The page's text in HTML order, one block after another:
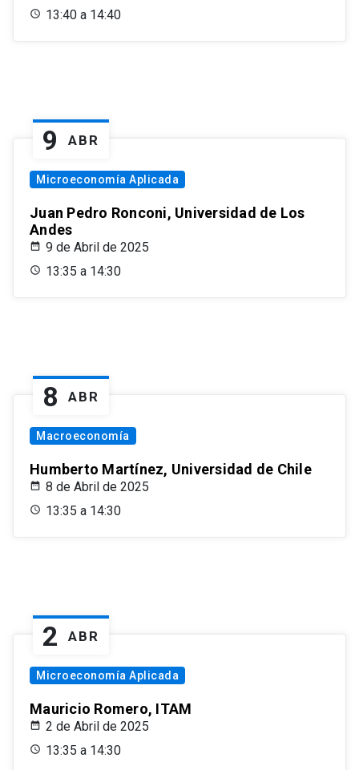
13:40 a 14:40
9 ABR
Microeconomía Aplicada
Juan Pedro Ronconi, Universidad de Los
Andes
9 de Abril de 2025
13:35 a 14:30
8 ABR
Macroeconomía
Humberto Martínez, Universidad de Chile
8 de Abril de 2025
13:35 a 14:30
2 ABR
Microeconomía Aplicada
Mauricio Romero, ITAM
2 de Abril de 2025
13:35 a 14:30